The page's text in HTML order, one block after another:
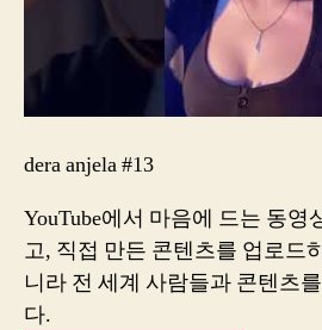
dera anjela #13
YouTube에서 마음에 드는 동영
고, 직접 만든 콘텐츠를 업로드
니라 전 세계 사람들과 콘텐츠
다.